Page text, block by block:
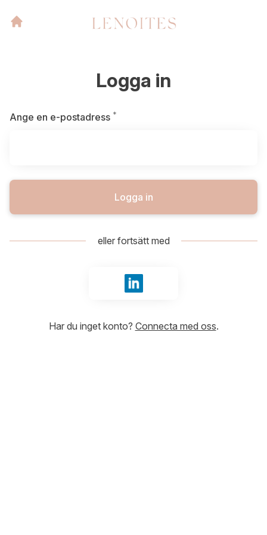
Logga in
Ange en e-postadress *
Logga in
eller fortsätt med
Logga in med LinkedIn
Har du inget konto? Connecta med oss.